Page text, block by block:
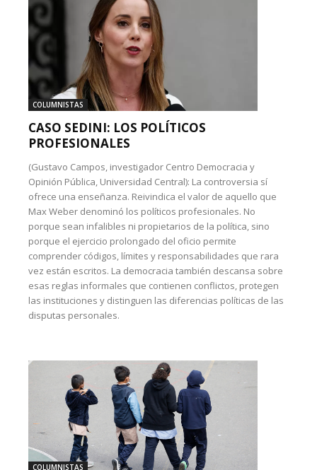
COLUMNISTAS
CASO SEDINI: LOS POLÍTICOS
PROFESIONALES
(Gustavo Campos, investigador Centro Democracia y
Opinión Pública, Universidad Central): La controversia sí
ofrece una enseñanza. Reivindica el valor de aquello que
Max Weber denominó los políticos profesionales. No
porque sean infalibles ni propietarios de la política, sino
porque el ejercicio prolongado del oficio permite
comprender códigos, límites y responsabilidades que rara
vez están escritos. La democracia también descansa sobre
esas reglas informales que contienen conflictos, protegen
las instituciones y distinguen las diferencias políticas de las
disputas personales.
COLUMNISTAS